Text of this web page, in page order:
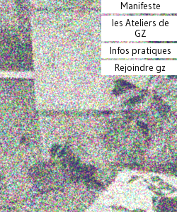
Manifeste
les Ateliers de
GZ
Infos pratiques
Rejoindre gz